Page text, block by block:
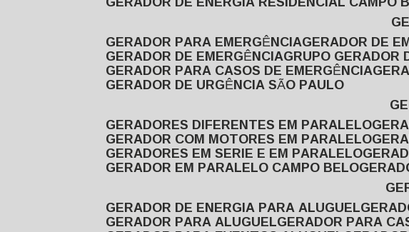
GERADOR PARA EMERGÊNCIA GERADOR DE
GERADOR DE EMERGÊNCIA GRUPO
GERADOR PARA CASOS DE EMERGÊNCIA
GERADOR DE URGÊNCIA SÃO PAULO
GERADORES DIFERENTES EM PARALELO
GERADOR COM MOTORES EM PARALELO
GERADORES EM SERIE E EM PARALELO
GERADOR EM PARALELO CAMPO BELO
GERADOR DE ENERGIA PARA ALUGUEL
GERADOR PARA ALUGUEL GERADOR PARA